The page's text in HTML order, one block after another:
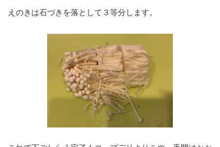
えのきは石づきを落として３等分します。